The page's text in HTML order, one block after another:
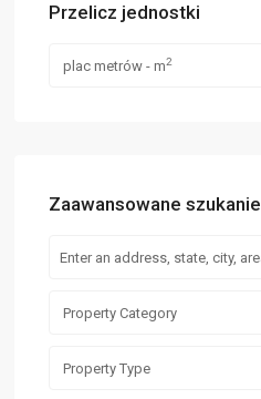
Przelicz jednostki
plac metrów - m2
Zaawansowane szukanie
Property Category
Property Type